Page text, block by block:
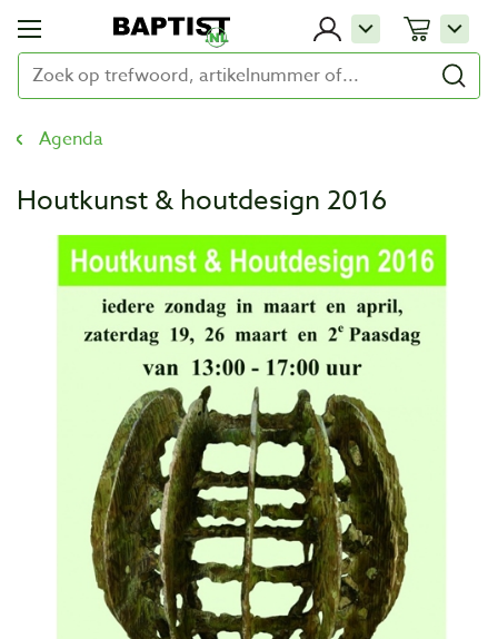
Agenda
Houtkunst & houtdesign 2016